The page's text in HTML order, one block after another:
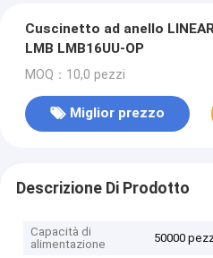
Cuscinetto ad anello
LMB LMB16UU-OP
MOQ：10,0 pezzi
Miglior prezzo
Descrizione Di Prodotto
Capacità di
alimentazione
50000